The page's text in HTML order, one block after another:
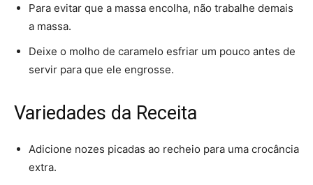
Para evitar que a massa encolha, não trabalhe demais
a massa.
Deixe o molho de caramelo esfriar um pouco antes de
servir para que ele engrosse.
Variedades da Receita
Adicione nozes picadas ao recheio para uma crocância
extra.